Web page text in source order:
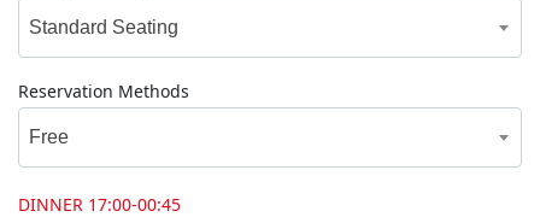
Standard Seating
Reservation Methods
Free
DINNER 17:00-00:45